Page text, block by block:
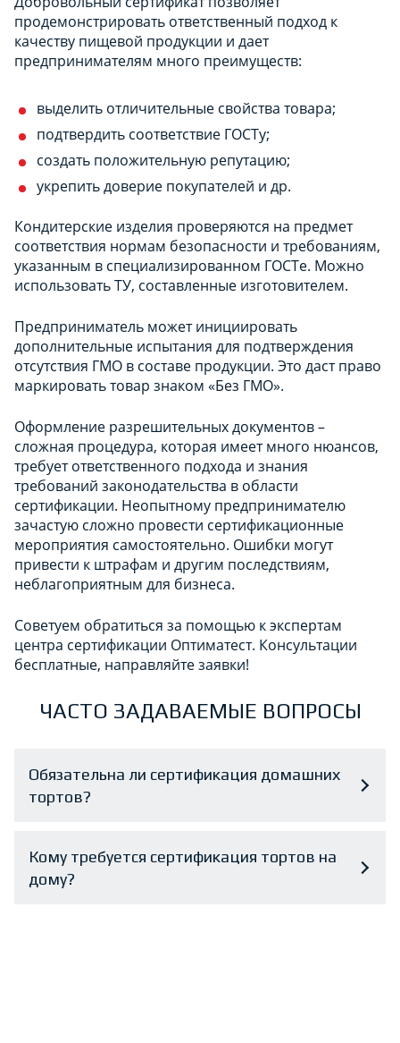
продемонстрировать ответственный подход к
качеству пищевой продукции и дает
предпринимателям много преимуществ:
выделить отличительные свойства товара;
подтвердить соответствие ГОСТу;
создать положительную репутацию;
укрепить доверие покупателей и др.
Кондитерские изделия проверяются на предмет
соответствия нормам безопасности и требованиям,
указанным в специализированном ГОСТе. Можно
использовать ТУ, составленные изготовителем.
Предприниматель может инициировать
дополнительные испытания для подтверждения
отсутствия ГМО в составе продукции. Это даст право
маркировать товар знаком «Без ГМО».
Оформление разрешительных документов –
сложная процедура, которая имеет много нюансов,
требует ответственного подхода и знания
требований законодательства в области
сертификации. Неопытному предпринимателю
зачастую сложно провести сертификационные
мероприятия самостоятельно. Ошибки могут
привести к штрафам и другим последствиям,
неблагоприятным для бизнеса.
Советуем обратиться за помощью к экспертам
центра сертификации Оптиматест. Консультации
бесплатные, направляйте заявки!
ЧАСТО ЗАДАВАЕМЫЕ ВОПРОСЫ
Обязательна ли сертификация домашних
тортов?
Кому требуется сертификация тортов на
дому?